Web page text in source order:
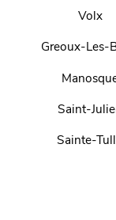
Volx
Greoux-Les-
Saint-
Sainte-